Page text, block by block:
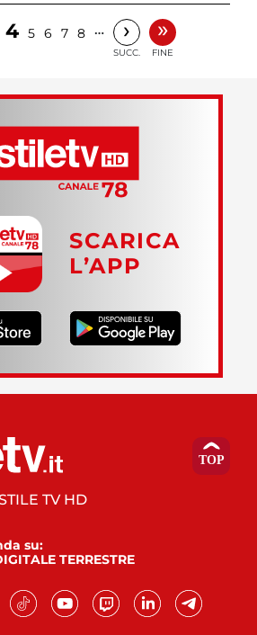
4 5 6 7 8 … ›
SUCC.
»
FINE
SCARICA
L’APP
TV HD
su:
TERRESTRE